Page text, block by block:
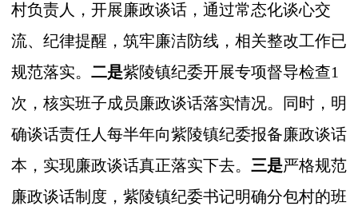
村负责人，开展廉政谈话，通过常态化谈心交
流、纪律提醒，筑牢廉洁防线，相关整改工作已
规范落实。 二是紫陵镇纪委开展专项督导检查1
次，核实班子成员廉政谈话落实情况。同时，明
确谈话责任人每半年向紫陵镇纪委报备廉政谈话
本，实现廉政谈话真正落实下去。 三是严格规范
廉政谈话制度，紫陵镇纪委书记明确分包村的班